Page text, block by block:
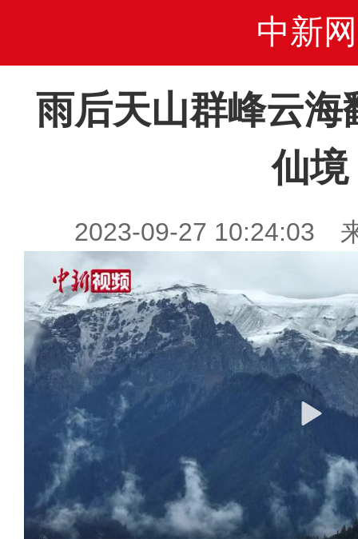
中新网
雨后天山群峰云海
仙境
2023-09-27 10:24:03